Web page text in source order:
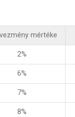
mértéke
2%
6%
7%
8%